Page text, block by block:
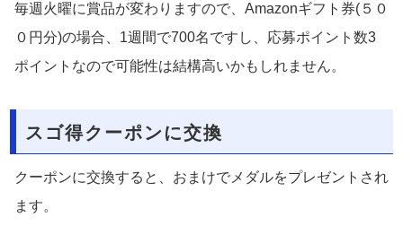
毎週火曜に賞品が変わりますので、Amazonギフト券(５０
０円分)の場合、1週間で700名ですし、応募ポイント数3
ポイントなので可能性は結構高いかもしれません。
スゴ得クーポンに交換
クーポンに交換すると、おまけでメダルをプレゼントされ
ます。